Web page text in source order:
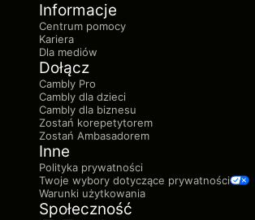
Informacje
Centrum pomocy
Kariera
Dla mediów
Dołącz
Cambly Pro
Cambly dla dzieci
Cambly dla biznesu
Zostań korepetytorem
Zostań Ambasadorem
Inne
Polityka prywatności
Twoje wybory dotyczące prywatności
Warunki użytkowania
Społeczność